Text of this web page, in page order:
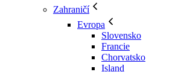
Zahraničí
Evropa
Slovensko
Francie
Chorvatsko
Island